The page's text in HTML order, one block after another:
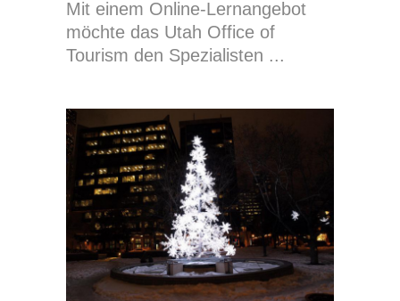
Mit einem Online-Lernangebot
möchte das Utah Office of
Tourism den Spezialisten